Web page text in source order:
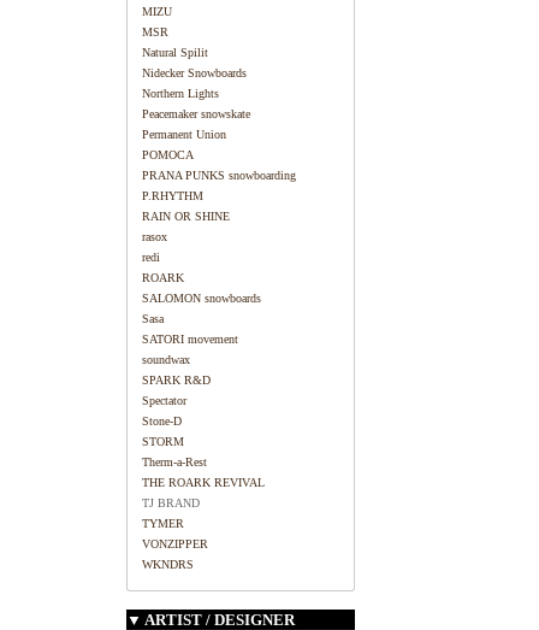
MIZU
MSR
Natural Spilit
Nidecker Snowboards
Northern Lights
Peacemaker snowskate
Permanent Union
POMOCA
PRANA PUNKS snowboarding
P.RHYTHM
RAIN OR SHINE
rasox
redi
ROARK
SALOMON snowboards
Sasa
SATORI movement
soundwax
SPARK R&D
Spectator
Stone-D
STORM
Therm-a-Rest
THE ROARK REVIVAL
TJ BRAND
TYMER
VONZIPPER
WKNDRS
▼ ARTIST / DESIGNER